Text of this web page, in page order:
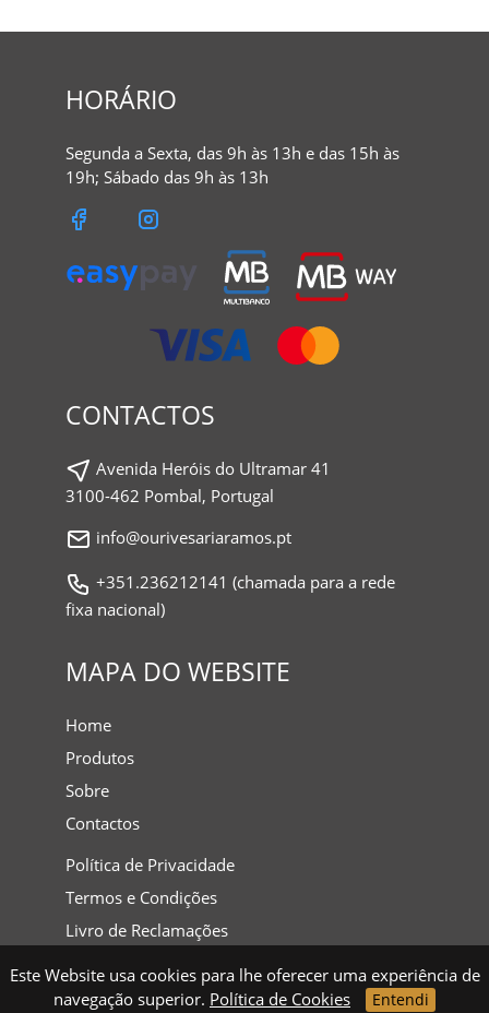
HORÁRIO
Segunda a Sexta, das 9h às 13h e das 15h às
19h; Sábado das 9h às 13h
CONTACTOS
Avenida Heróis do Ultramar 41
3100-462 Pombal, Portugal
info@ourivesariaramos.pt
+351.236212141 (chamada para a rede
fixa nacional)
MAPA DO WEBSITE
Home
Produtos
Sobre
Contactos
Política de Privacidade
Termos e Condições
Livro de Reclamações
Este Website usa cookies para lhe oferecer uma experiência de
navegação superior. Política de Cookies Entendi